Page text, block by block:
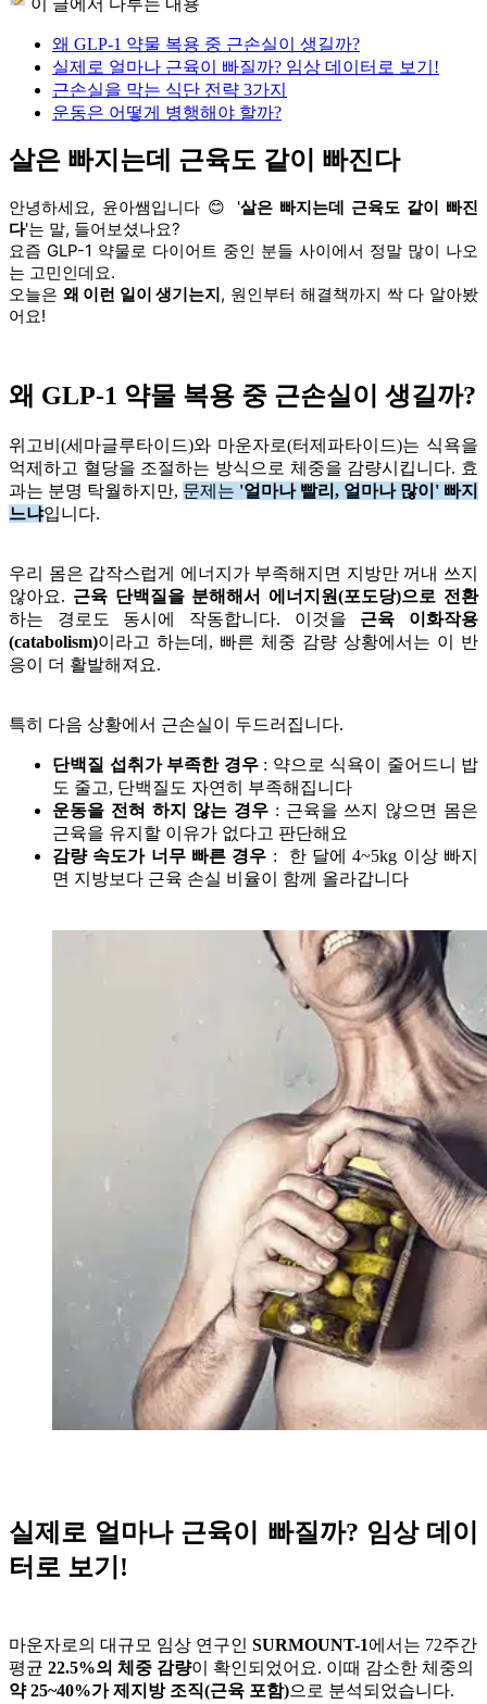
왜 GLP-1 약물 복용 중 근손실이 생길까?
실제로 얼마나 근육이 빠질까? 임상 데이터로 보기!
근손실을 막는 식단 전략 3가지
운동은 어떻게 병행해야 할까?
살은 빠지는데 근육도 같이 빠진다
안녕하세요, 윤아쌤입니다 😊 '살은 빠지는데 근육도 같이 빠진
다'는 말, 들어보셨나요?
요즘 GLP-1 약물로 다이어트 중인 분들 사이에서 정말 많이 나오
는 고민인데요.
오늘은 왜 이런 일이 생기는지, 원인부터 해결책까지 싹 다 알아봤
어요!
왜 GLP-1 약물 복용 중 근손실이 생길까?
위고비(세마글루타이드)와 마운자로(터제파타이드)는 식욕을
억제하고 혈당을 조절하는 방식으로 체중을 감량시킵니다. 효
과는 분명 탁월하지만, 문제는 '얼마나 빨리, 얼마나 많이' 빠지
느냐입니다.
우리 몸은 갑작스럽게 에너지가 부족해지면 지방만 꺼내 쓰지
않아요. 근육 단백질을 분해해서 에너지원(포도당)으로 전환
하는 경로도 동시에 작동합니다. 이것을 근육 이화작용
(catabolism)이라고 하는데, 빠른 체중 감량 상황에서는 이 반
응이 더 활발해져요.
특히 다음 상황에서 근손실이 두드러집니다.
단백질 섭취가 부족한 경우: 약으로 식욕이 줄어드니 밥
도 줄고, 단백질도 자연히 부족해집니다
운동을 전혀 하지 않는 경우 : 근육을 쓰지 않으면 몸은
근육을 유지할 이유가 없다고 판단해요
감량 속도가 너무 빠른 경우 : 한 달에 4~5kg 이상 빠지
면 지방보다 근육 손실 비율이 함께 올라갑니다
실제로 얼마나 근육이 빠질까? 임상 데이
터로 보기!
마운자로의 대규모 임상 연구인 SURMOUNT-1에서는 72주간
평균 22.5%의 체중 감량이 확인되었어요. 이때 감소한 체중의
약 25~40%가 제지방 조직(근육 포함)으로 분석되었습니다.